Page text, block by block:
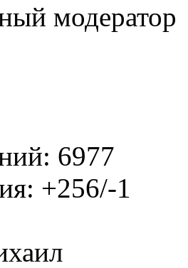
модератор
6977
+256/-1